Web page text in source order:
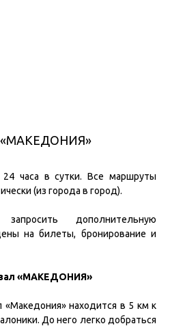
24 часа в сутки. Все маршруты
(из города в город).
дополнительную
на билеты, бронирование и
«МАКЕДОНИЯ»
находится в 5 км к
До него легко добраться